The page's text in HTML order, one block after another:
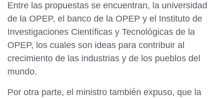
Entre las propuestas se encuentran, la universidad
de la OPEP, el banco de la OPEP y el Instituto de
Investigaciones Científicas y Tecnológicas de la
OPEP, los cuales son ideas para contribuir al
crecimiento de las industrias y de los pueblos del
mundo.
Por otra parte, el ministro también expuso, que la